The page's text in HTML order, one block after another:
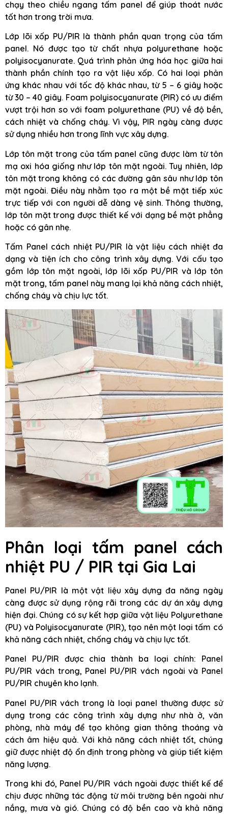
chạy theo chiều ngang tấm panel để giúp thoát nước
tốt hơn trong trời mưa.
Lớp lõi xốp PU/PIR là thành phần quan trọng của tấm
panel. Nó được tạo từ chất nhựa polyurethane hoặc
polyisocyanurate. Quá trình phản ứng hóa học giữa hai
thành phần chính tạo ra vật liệu xốp. Có hai loại phản
ứng khác nhau với tốc độ khác nhau, từ 5 – 6 giây hoặc
từ 30 – 40 giây. Foam polyisocyanurate (PIR) có ưu điểm
vượt trội hơn so với foam polyurethane (PU) về độ bền,
cách nhiệt và chống cháy. Vì vậy, PIR ngày càng được
sử dụng nhiều hơn trong lĩnh vực xây dựng.
Lớp tôn mặt trong của tấm panel cũng được làm từ tôn
mạ oxi hóa giống như lớp tôn mặt ngoài. Tuy nhiên, lớp
tôn mặt trong không có các đường gân sâu như lớp tôn
mặt ngoài. Điều này nhằm tạo ra một bề mặt tiếp xúc
trực tiếp với con người dễ dàng vệ sinh. Thông thường,
lớp tôn mặt trong được thiết kế với dạng bề mặt phẳng
hoặc có gân nhẹ.
Tấm Panel cách nhiệt PU/PIR là vật liệu cách nhiệt đa
dạng và tiện ích cho công trình xây dựng. Với cấu tạo
gồm lớp tôn mặt ngoài, lớp lõi xốp PU/PIR và lớp tôn
mặt trong, tấm panel này mang lại khả năng cách nhiệt,
chống cháy và chịu lực tốt.
Phân loại tấm panel cách
nhiệt PU / PIR tại Gia Lai
Panel PU/PIR là một vật liệu xây dựng đa năng ngày
càng được sử dụng rộng rãi trong các dự án xây dựng
hiện đại. Chúng có sự kết hợp giữa vật liệu Polyurethane
(PU) và Polyisocyanurate (PIR), tạo nên một loại tấm có
khả năng cách nhiệt, chống cháy và chịu lực tốt.
Panel PU/PIR được chia thành ba loại chính: Panel
PU/PIR vách trong, Panel PU/PIR vách ngoài và Panel
PU/PIR chuyên kho lạnh.
Panel PU/PIR vách trong là loại panel thường được sử
dụng trong các công trình xây dựng như nhà ở, văn
phòng, nhà máy để tạo không gian thông thoáng và
cách âm hiệu quả. Với khả năng cách nhiệt tốt, chúng
giữ được nhiệt độ ổn định trong phòng và giúp tiết kiệm
năng lượng.
Trong khi đó, Panel PU/PIR vách ngoài được thiết kế để
chịu được những tác động từ môi trường bên ngoài như
nắng, mưa và gió. Chúng có độ bền cao và khả năng